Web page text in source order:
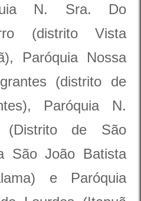
N. Sra. Do
(distrito Vista
Paróquia Nossa
(distrito de
Paróquia N.
(Distrito de São
São João Batista
e Paróquia